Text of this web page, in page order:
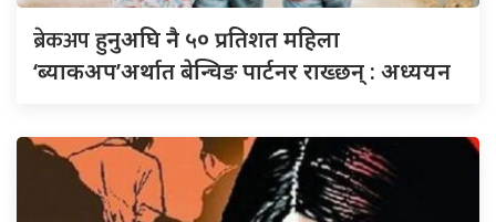
ब्रेकअपहुनुअघि नै ५० प्रतिशत महिला
‘ब्याकअप’अर्थात बेन्चिङ पार्टनर राख्छन् : अध्ययन